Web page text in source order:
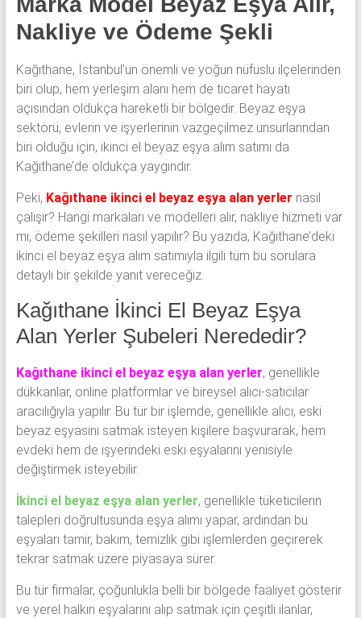
Nakliye ve Ödeme Şekli
Kağıthane, İstanbul’un önemli ve yoğun nüfuslu ilçelerinden
biri olup, hem yerleşim alanı hem de ticaret hayatı
açısından oldukça hareketli bir bölgedir. Beyaz eşya
sektörü, evlerin ve işyerlerinin vazgeçilmez unsurlarından
biri olduğu için, ikinci el beyaz eşya alım satımı da
Kağıthane’de oldukça yaygındır.
Peki, Kağıthane ikinci el beyaz eşya alan yerler nasıl
çalışır? Hangi markaları ve modelleri alır, nakliye hizmeti var
mı, ödeme şekilleri nasıl yapılır? Bu yazıda, Kağıthane’deki
ikinci el beyaz eşya alım satımıyla ilgili tüm bu sorulara
detaylı bir şekilde yanıt vereceğiz.
Kağıthane İkinci El Beyaz Eşya
Alan Yerler Şubeleri Nerededir?
Kağıthane ikinci el beyaz eşya alan yerler, genellikle
dükkanlar, online platformlar ve bireysel alıcı-satıcılar
aracılığıyla yapılır. Bu tür bir işlemde, genellikle alıcı, eski
beyaz eşyasını satmak isteyen kişilere başvurarak, hem
evdeki hem de işyerindeki eski eşyalarını yenisiyle
değiştirmek isteyebilir.
İkinci el beyaz eşya alan yerler, genellikle tüketicilerin
talepleri doğrultusunda eşya alımı yapar, ardından bu
eşyaları tamir, bakım, temizlik gibi işlemlerden geçirerek
tekrar satmak üzere piyasaya sürer.
Bu tür firmalar, çoğunlukla belli bir bölgede faaliyet gösterir
ve yerel halkın eşyalarını alıp satmak için çeşitli ilanlar,